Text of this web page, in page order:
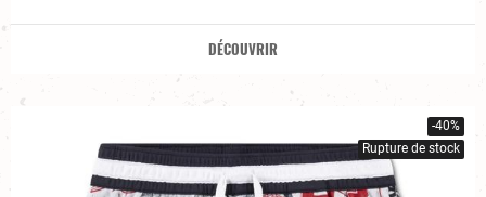
DÉCOUVRIR
-40%
Rupture de stock